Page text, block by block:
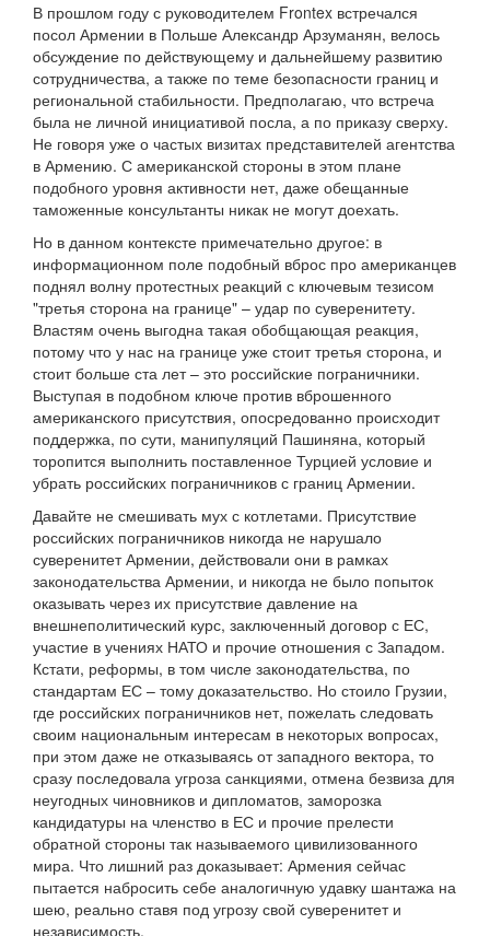
В прошлом году с руководителем Frontex встречался
посол Армении в Польше Александр Арзуманян, велось
обсуждение по действующему и дальнейшему развитию
сотрудничества, а также по теме безопасности границ и
региональной стабильности. Предполагаю, что встреча
была не личной инициативой посла, а по приказу сверху.
Не говоря уже о частых визитах представителей агентства
в Армению. С американской стороны в этом плане
подобного уровня активности нет, даже обещанные
таможенные консультанты никак не могут доехать.
Но в данном контексте примечательно другое: в
информационном поле подобный вброс про американцев
поднял волну протестных реакций с ключевым тезисом
"третья сторона на границе" – удар по суверенитету.
Властям очень выгодна такая обобщающая реакция,
потому что у нас на границе уже стоит третья сторона, и
стоит больше ста лет – это российские пограничники.
Выступая в подобном ключе против вброшенного
американского присутствия, опосредованно происходит
поддержка, по сути, манипуляций Пашиняна, который
торопится выполнить поставленное Турцией условие и
убрать российских пограничников с границ Армении.
Давайте не смешивать мух с котлетами. Присутствие
российских пограничников никогда не нарушало
суверенитет Армении, действовали они в рамках
законодательства Армении, и никогда не было попыток
оказывать через их присутствие давление на
внешнеполитический курс, заключенный договор с ЕС,
участие в учениях НАТО и прочие отношения с Западом.
Кстати, реформы, в том числе законодательства, по
стандартам ЕС – тому доказательство. Но стоило Грузии,
где российских пограничников нет, пожелать следовать
своим национальным интересам в некоторых вопросах,
при этом даже не отказываясь от западного вектора, то
сразу последовала угроза санкциями, отмена безвиза для
неугодных чиновников и дипломатов, заморозка
кандидатуры на членство в ЕС и прочие прелести
обратной стороны так называемого цивилизованного
мира. Что лишний раз доказывает: Армения сейчас
пытается набросить себе аналогичную удавку шантажа на
шею, реально ставя под угрозу свой суверенитет и
независимость.